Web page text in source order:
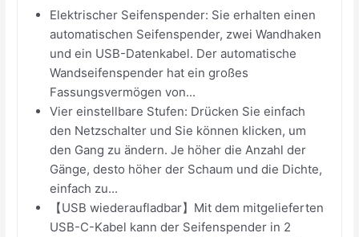
Elektrischer Seifenspender: Sie erhalten einen
automatischen Seifenspender, zwei Wandhaken
und ein USB-Datenkabel. Der automatische
Wandseifenspender hat ein großes
Fassungsvermögen von...
Vier einstellbare Stufen: Drücken Sie einfach
den Netzschalter und Sie können klicken, um
den Gang zu ändern. Je höher die Anzahl der
Gänge, desto höher der Schaum und die Dichte,
einfach zu...
【USB wiederaufladbar】Mit dem mitgelieferten
USB-C-Kabel kann der Seifenspender in 2